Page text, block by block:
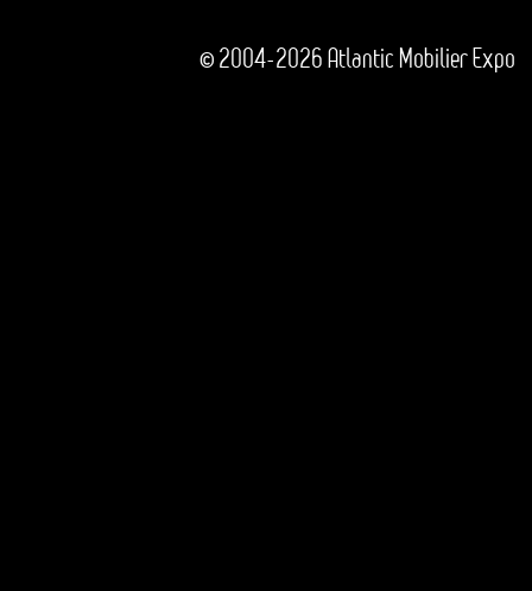
© 2004-2026 Atlantic Mobilier Expo